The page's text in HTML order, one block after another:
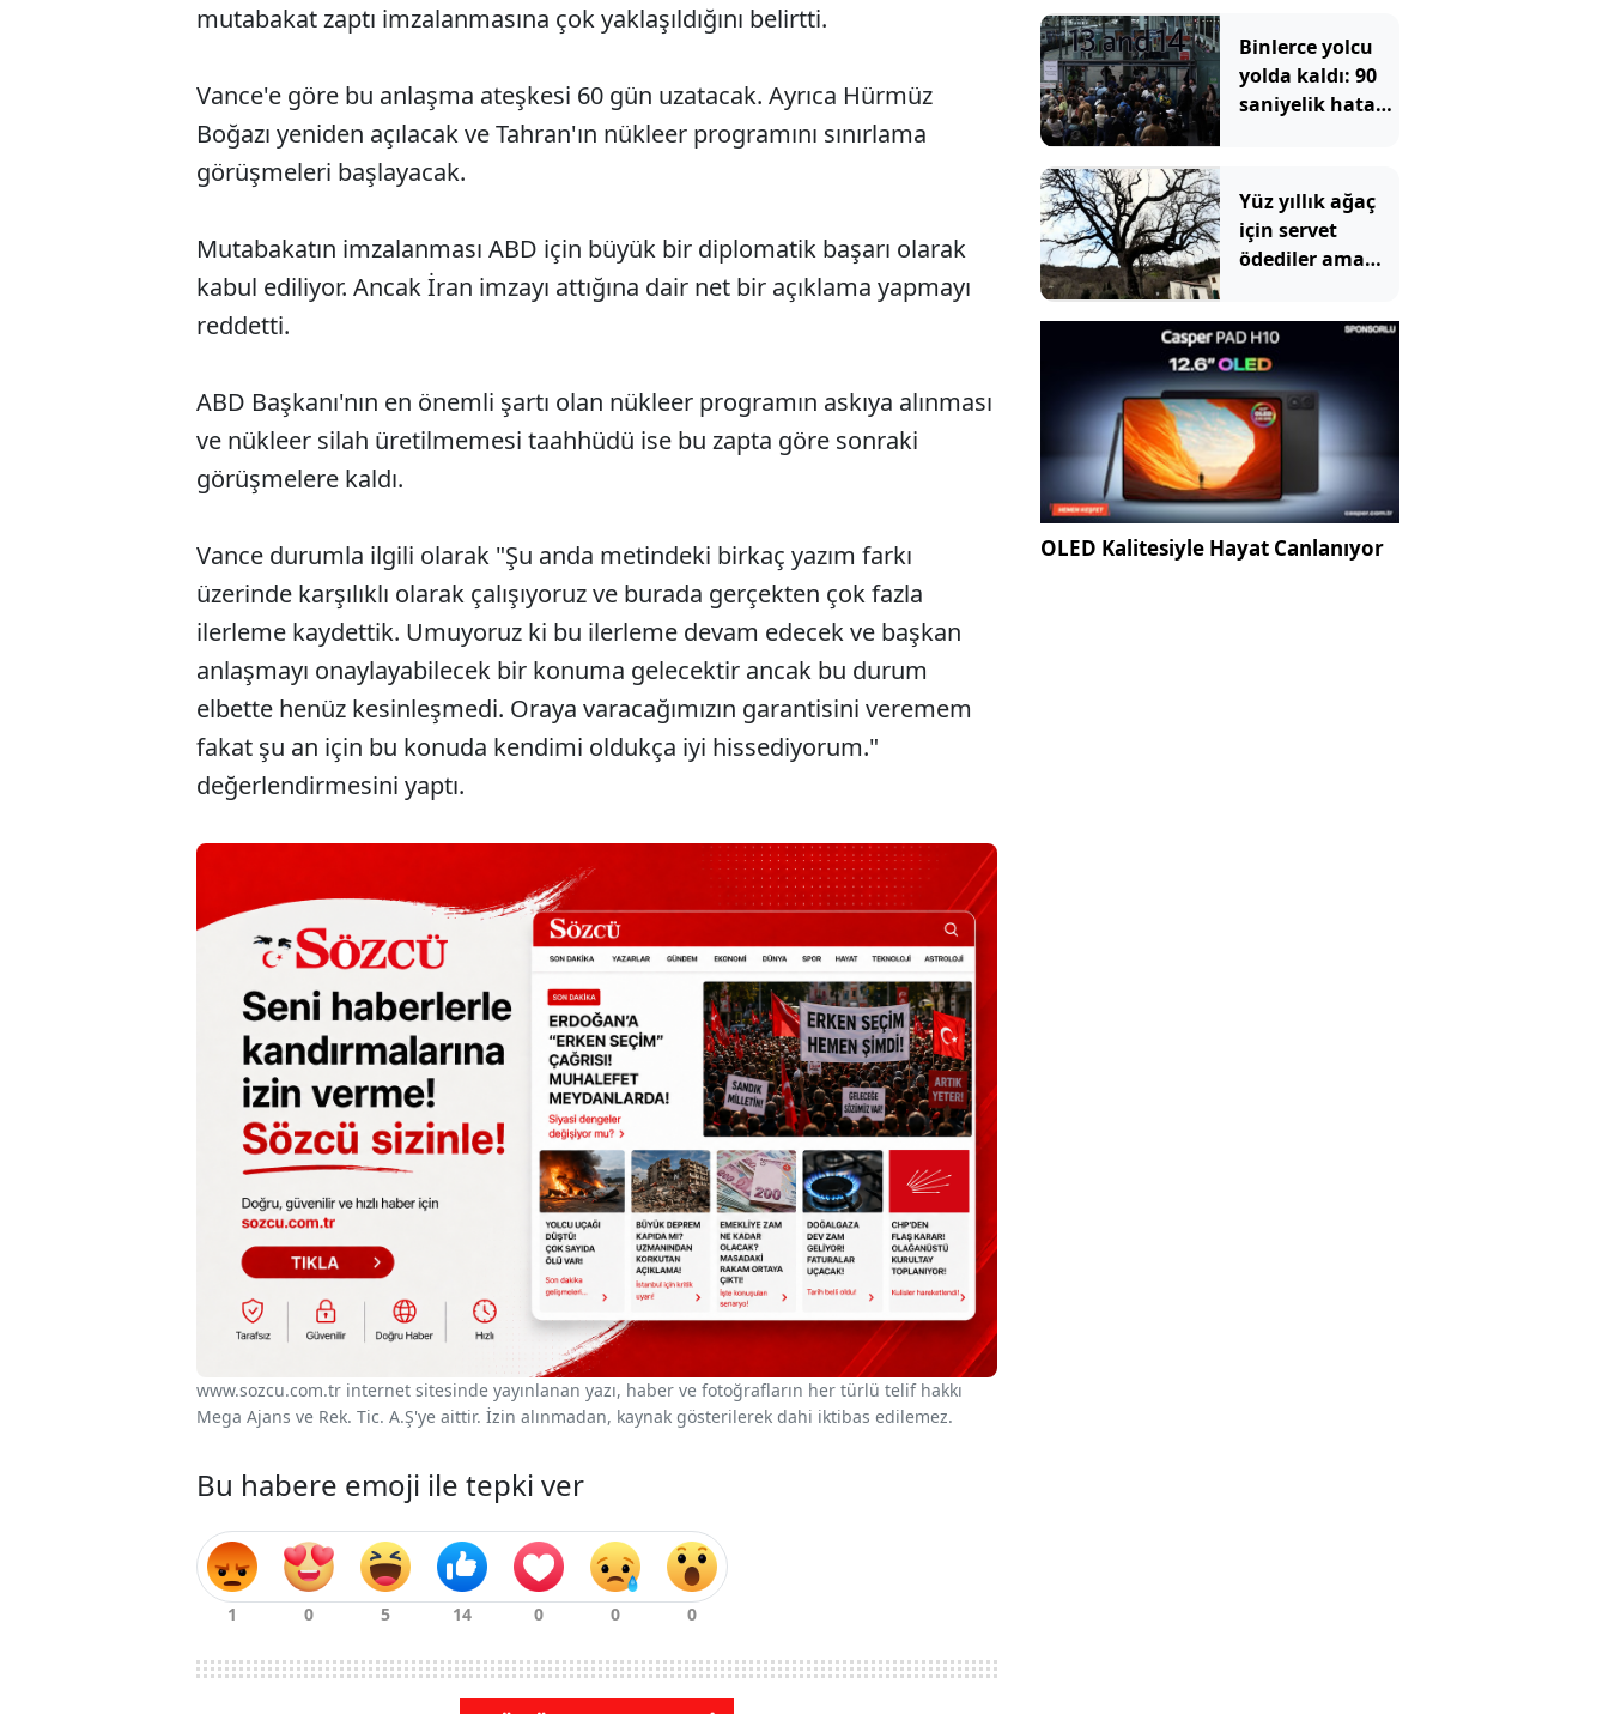
mutabakat zaptı imzalanmasına çok yaklaşıldığını belirtti.
Vance'e göre bu anlaşma ateşkesi 60 gün uzatacak. Ayrıca Hürmüz
Boğazı yeniden açılacak ve Tahran'ın nükleer programını sınırlama
görüşmeleri başlayacak.
Mutabakatın imzalanması ABD için büyük bir diplomatik başarı olarak
kabul ediliyor. Ancak İran imzayı attığına dair net bir açıklama yapmayı
reddetti.
ABD Başkanı'nın en önemli şartı olan nükleer programın askıya alınması
ve nükleer silah üretilmemesi taahhüdü ise bu zapta göre sonraki
görüşmelere kaldı.
Vance durumla ilgili olarak "Şu anda metindeki birkaç yazım farkı
üzerinde karşılıklı olarak çalışıyoruz ve burada gerçekten çok fazla
ilerleme kaydettik. Umuyoruz ki bu ilerleme devam edecek ve başkan
anlaşmayı onaylayabilecek bir konuma gelecektir ancak bu durum
elbette henüz kesinleşmedi. Oraya varacağımızın garantisini veremem
fakat şu an için bu konuda kendimi oldukça iyi hissediyorum."
değerlendirmesini yaptı.
www.sozcu.com.tr internet sitesinde yayınlanan yazı, haber ve fotoğrafların her türlü telif hakkı
Mega Ajans ve Rek. Tic. A.Ş'ye aittir. İzin alınmadan, kaynak gösterilerek dahi iktibas edilemez.
Bu habere emoji ile tepki ver
Binlerce yolcu
yolda kaldı: 90
saniyelik hata
Yüz yıllık ağaç
için servet
ödediler ama
öğrenince dona
kaldılar
OLED Kalitesiyle Hayat Canlanıyor